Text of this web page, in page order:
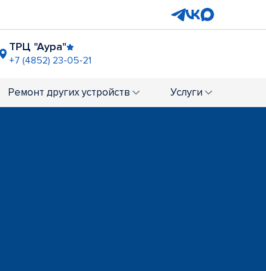
ТРЦ "Аура"
+7 (4852) 23-05-21
+7 (4852) 23-06-56
Ремонт других устройств Услуги